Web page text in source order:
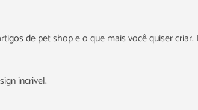
de pet shop e o que mais você quiser
incrível.